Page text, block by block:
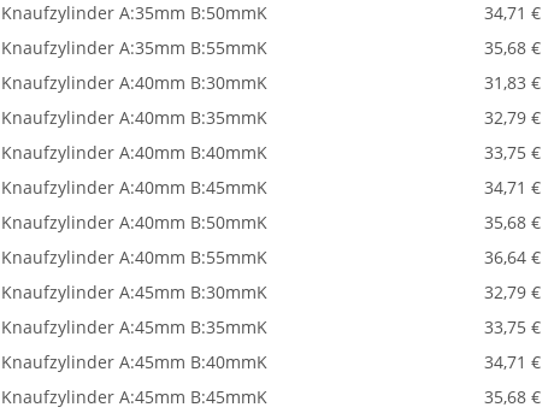
Knaufzylinder A:35mm B:50mmK
34,71 €
Knaufzylinder A:35mm B:55mmK
35,68 €
Knaufzylinder A:40mm B:30mmK
31,83 €
Knaufzylinder A:40mm B:35mmK
32,79 €
Knaufzylinder A:40mm B:40mmK
33,75 €
Knaufzylinder A:40mm B:45mmK
34,71 €
Knaufzylinder A:40mm B:50mmK
35,68 €
Knaufzylinder A:40mm B:55mmK
36,64 €
Knaufzylinder A:45mm B:30mmK
32,79 €
Knaufzylinder A:45mm B:35mmK
33,75 €
Knaufzylinder A:45mm B:40mmK
34,71 €
Knaufzylinder A:45mm B:45mmK
35,68 €